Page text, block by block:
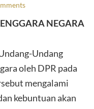
NEGARA
Undang
oleh DPR pada
mengalami
kebuntuan akan